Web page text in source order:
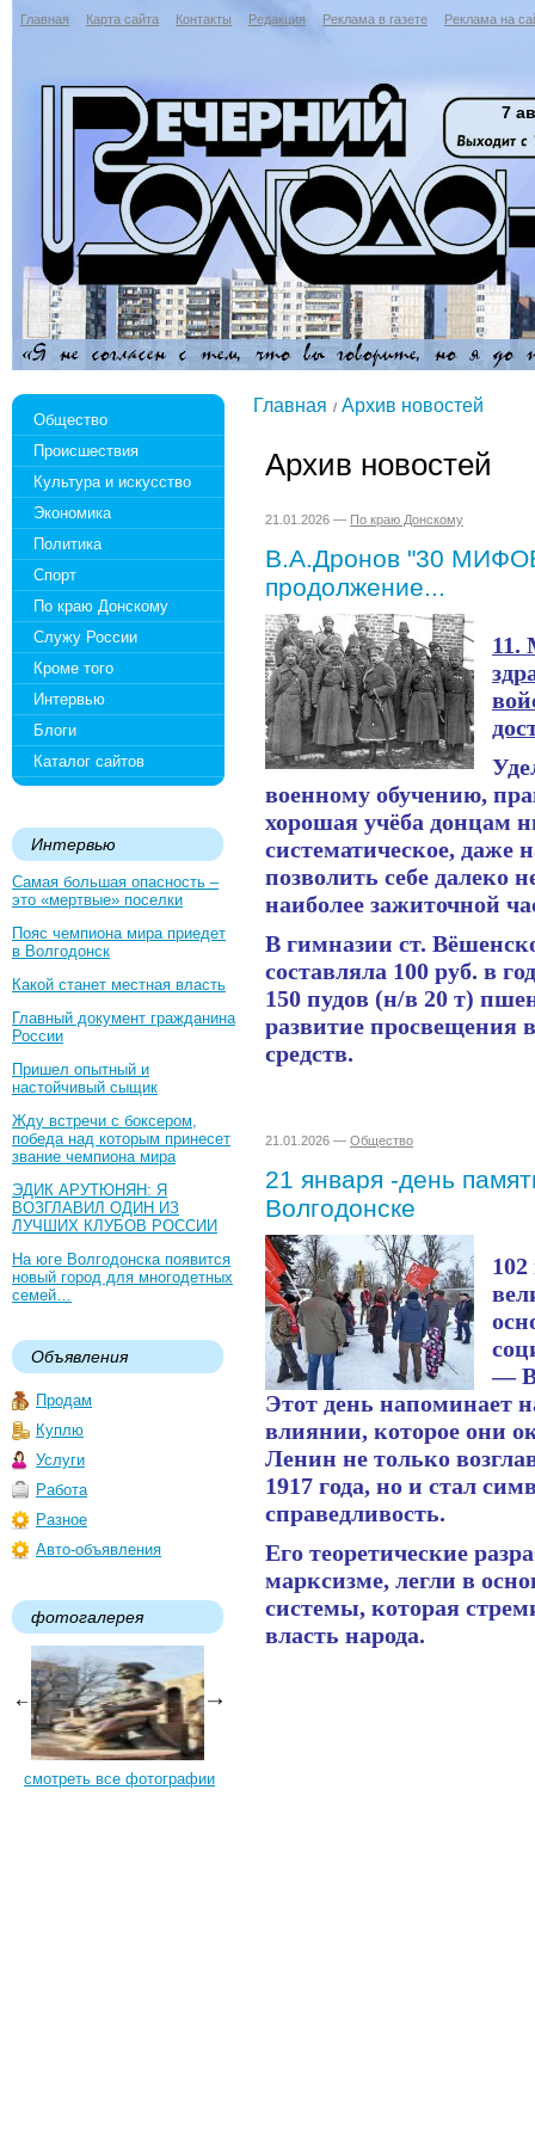
Главная Карта сайта Контакты Редакция Реклама в газете Реклама на
7
Общество
Происшествия
Культура и искусство
Экономика
Политика
Спорт
По краю Донскому
Служу России
Кроме того
Интервью
Блоги
Каталог сайтов
Интервью
Самая большая опасность –
это «мертвые» поселки
Пояс чемпиона мира приедет
в Волгодонск
Какой станет местная власть
Главный документ гражданина
России
Пришел опытный и
настойчивый сыщик
Жду встречи с боксером,
победа над которым принесет
звание чемпиона мира
ЭДИК АРУТЮНЯН: Я
ВОЗГЛАВИЛ ОДИН ИЗ
ЛУЧШИХ КЛУБОВ РОССИИ
На юге Волгодонска появится
новый город для многодетных
семей…
Объявления
Продам
Куплю
Услуги
Работа
Разное
Авто-объявления
фотогалерея
смотреть все фотографии
Главная Архив новостей
Архив новостей
21.01.2026 — По краю Донскому
В.А.Дронов "30
продолжение...
11.
военному обучению,
хорошая учёба донцам
систематическое, даже
позволить себе далеко
наиболее зажиточной
В гимназии ст.
составляла 100 руб. в
150 пудов (н/в 20 т)
развитие просвещения
средств.
21.01.2026 — Общество
21 января -день
Волгодонске
102
—
Этот день напоминает
влиянии, которое они
Ленин не только
1917 года, но и стал
справедливость.
Его теоретические
марксизме, легли в
системы, которая
власть народа.